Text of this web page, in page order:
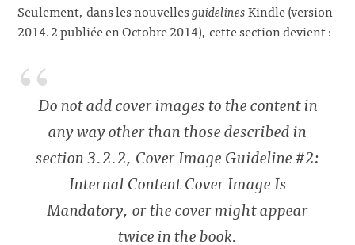
Seulement, dans les nouvellesguidelinesKindle (version
2014.2 publiée en Octobre 2014), cette section devient :
Do not add cover images to the content in
any way other than those described in
section 3.2.2, Cover Image Guideline #2:
Internal Content Cover Image Is
Mandatory, or the cover might appear
twice in the book.